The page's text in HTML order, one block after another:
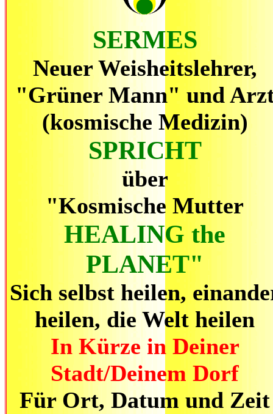
SERMES
Neuer Weisheitslehrer,
"Grüner Mann" und
(kosmische Medizin)
SPRICHT
über
"Kosmische Mutter
HEALING the
PLANET"
Sich selbst heilen,
heilen, die Welt heilen
In Kürze in Deiner
Stadt/Deinem Dorf
Für Ort, Datum und Zeit